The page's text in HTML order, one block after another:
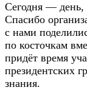
Сегодня — день,
Спасибо
с нами
по косточкам
придёт время
президентских
знания.